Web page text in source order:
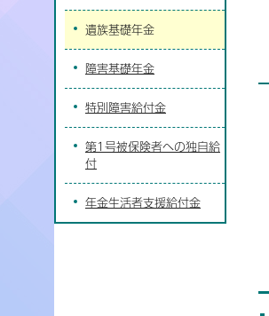
遺族基礎年金
障害基礎年金
特別障害給付金
第1号被保険者への独自給
付
年金生活者支援給付金